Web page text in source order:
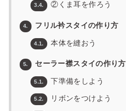
3.4. ②くま耳を作ろう
4. フリル衿スタイの作り方
4.1. 本体を縫おう
5. セーラー襟スタイの作り方
5.1. 下準備をしよう
5.2. リボンをつけよう